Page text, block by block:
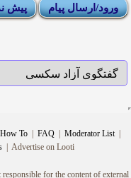
How To FAQ Moderator List
Advertise on Looti
for the content of external